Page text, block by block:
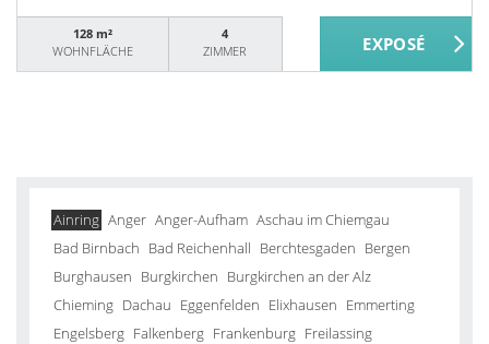
128 m²
WOHNFLÄCHE
4
ZIMMER
Ainring Anger Anger-Aufham Aschau im Chiemgau
Bad Birnbach Bad Reichenhall Berchtesgaden Bergen
Burghausen Burgkirchen Burgkirchen an der Alz
Chieming Dachau Eggenfelden Elixhausen Emmerting
Engelsberg Falkenberg Frankenburg Freilassing